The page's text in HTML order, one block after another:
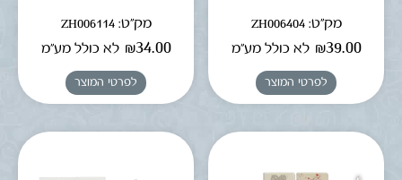
מק"ט: ZH006404
₪39.00 לא כולל מע"מ
לפרטי המוצר
מק"ט: ZH006114
₪34.00 לא כולל מע"מ
לפרטי המוצר